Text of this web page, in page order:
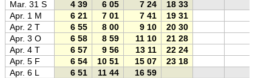
Mar. 31 S
4 39 6 05 7 24
18 33
Apr. 1 M
6 21 7 01 7 41
19 31
Apr. 2 T
6 55 8 00 9 10
20 30
Apr. 3 O
6 58 8 59 11 10
21 28
Apr. 4 T
6 57 9 56 13 11
22 24
Apr. 5 F
6 54 10 51 15 07
23 18
Apr. 6 L
6 51 11 44
16 59